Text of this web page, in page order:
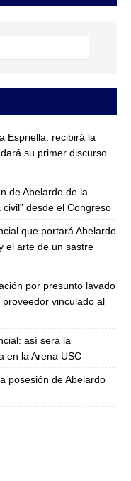
Espriella: recibirá la
su primer discurso
de Abelardo de la
desde el Congreso
que portará Abelardo
el arte de un sastre
por presunto lavado
vinculado al
así será la
en la Arena USC
posesión de Abelardo